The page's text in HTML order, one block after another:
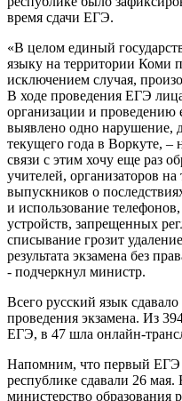
время сдачи ЕГЭ.
«В целом единый
языку на территории Коми
исключением случая,
В ходе проведения ЕГЭ
организации и проведению
выявлено одно нарушение,
текущего года в Воркуте, –
связи с этим хочу еще раз
учителей, организаторов
выпускников о
и использование
устройств, запрещенных
списывание грозит
результата экзамена без
- подчеркнул министр.
Всего русский язык
проведения экзамена. Из
ЕГЭ, в 47 шла онлайн-
Напомним, что первый ЕГЭ
республике сдавали 26 мая.
министерство образования